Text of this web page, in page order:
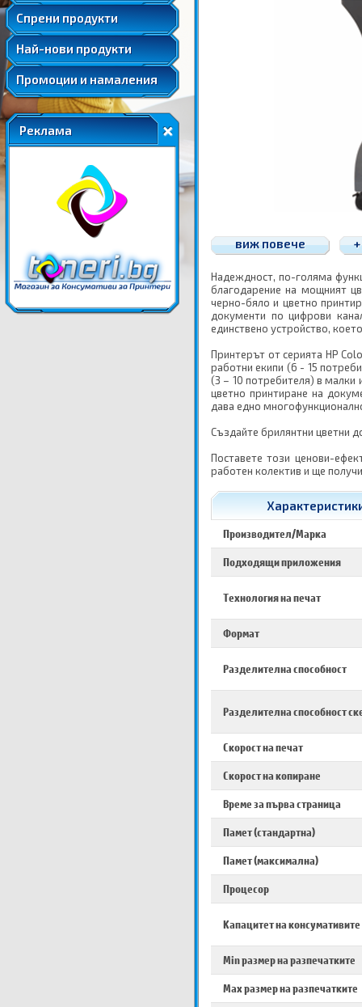
Спрени продукти
Удължени и допълнителни гаранции
Най-нови продукти
Промоции и намаления
Реклама
виж повече
Надеждност, по-голяма
благодарение на мощният
черно-бяло и цветно
документи по цифрови
единствено устройство,
Принтерът от серията HP
работни екипи (6 - 15
(3 – 10 потребителя) в
цветно принтиране на
дава едно
Създайте брилянтни цветни
Поставете този ценови-
работен колектив и ще
Производител/Марка
Подходящи приложения
Технология на печат
Формат
Разделителна способност
Разделителна способност
Скорост на печат
Скорост на копиране
Време за първа страница
Памет (стандартна)
Памет (максимална)
Процесор
Капацитет на консумативите
Min размер на разпечатките
Max размер на разпечатките